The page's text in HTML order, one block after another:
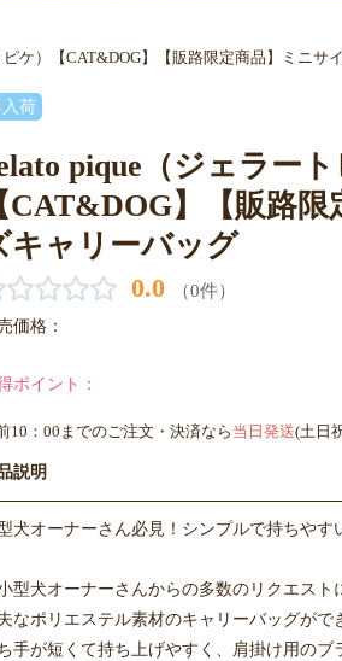
ケ）【CAT&DOG】【販路限定商品】ミニサ
荷
pique（ジェラート
CAT&DOG】【販路
キャリーバッグ
0.0 （0件）
価格：
ポイント：
10：00までのご注文・決済なら 当日発送(土日
説明
犬オーナーさん必見！シンプルで持ちやす
型犬オーナーさんからの多数のリクエスト
なポリエステル素材のキャリーバッグがで
手が短くて持ち上げやすく、肩掛け用のブ